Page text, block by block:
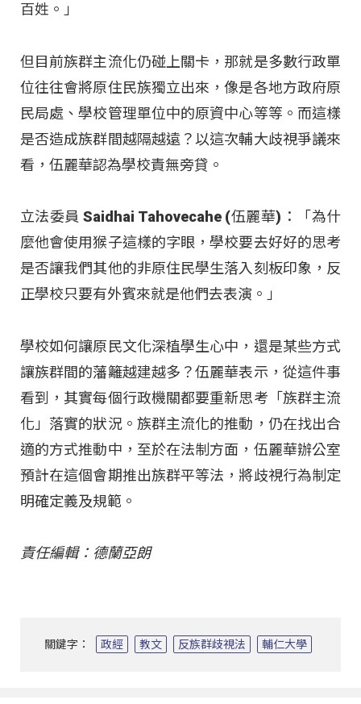
百姓。」
但目前族群主流化仍碰上關卡，那就是多數行政單
位往往會將原住民族獨立出來，像是各地方政府原
民局處、學校管理單位中的原資中心等等。而這樣
是否造成族群間越隔越遠？以這次輔大歧視爭議來
看，伍麗華認為學校責無旁貸。
立法委員 Saidhai Tahovecahe (伍麗華)：「為什
麼他會使用猴子這樣的字眼，學校要去好好的思考
是否讓我們其他的非原住民學生落入刻板印象，反
正學校只要有外賓來就是他們去表演。」
學校如何讓原民文化深植學生心中，還是某些方式
讓族群間的藩籬越建越多？伍麗華表示，從這件事
看到，其實每個行政機關都要重新思考「族群主流
化」落實的狀況。族群主流化的推動，仍在找出合
適的方式推動中，至於在法制方面，伍麗華辦公室
預計在這個會期推出族群平等法，將歧視行為制定
明確定義及規範。
責任編輯：德蘭亞朗
關鍵字： 政經 教文 反族群歧視法 輔仁大學